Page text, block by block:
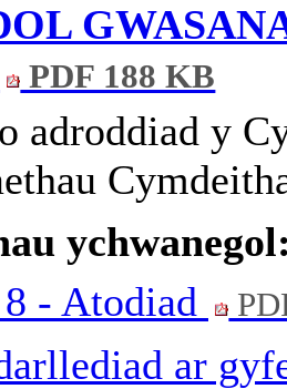
PDF 188 KB
adroddiad y
- Atodiad
ar